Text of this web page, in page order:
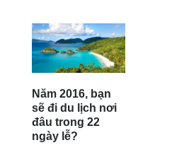
Năm 2016, bạn
sẽ đi du lịch nơi
đâu trong 22
ngày lễ?